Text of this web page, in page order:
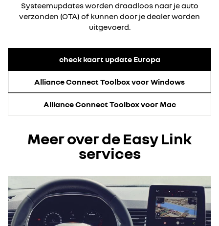
Systeemupdates worden draadloos naar je auto
verzonden (OTA) of kunnen door je dealer worden
uitgevoerd.
check kaart update Europa
Alliance Connect Toolbox voor Windows
Alliance Connect Toolbox voor Mac
Meer over de Easy Link
services